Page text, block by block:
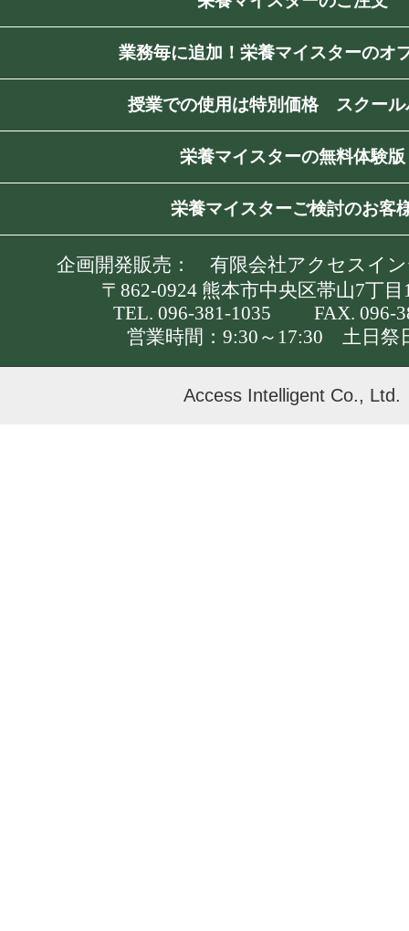
業務毎に追加！栄養マイスターのオ
授業での使用は特別価格 スクール
栄養マイスターの無料体験版
栄養マイスターご検討のお客
企画開発販売： 有限会社アクセスイ
〒862-0924 熊本市中央区帯山7丁目
TEL. 096-381-1035 FAX. 096-
営業時間：9:30～17:30 土日祭
Access Intelligent Co., Ltd.